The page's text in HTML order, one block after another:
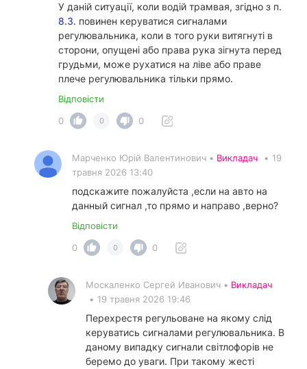
У даній ситуації, коли водій трамвая, згідно з п.
8.3. повинен керуватися сигналами
регулювальника, коли в того руки витягнуті в
сторони, опущені або права рука зігнута перед
грудьми, може рухатися на ліве або праве
плече регулювальника тільки прямо.
Відповісти
0
0 0
Марченко Юрій Валентинович • Викладач • 19
травня 2026 13:40
подскажите пожалуйста ,если на авто на
данный сигнал ,то прямо и направо ,верно?
Відповісти
0
0 0
Москаленко Сергей Иванович • Викладач
• 19 травня 2026 19:46
Перехрестя регульоване на якому слід
керуватись сигналами регулювальника. В
даному випадку сигнали світлофорів не
беремо до уваги. При такому жесті